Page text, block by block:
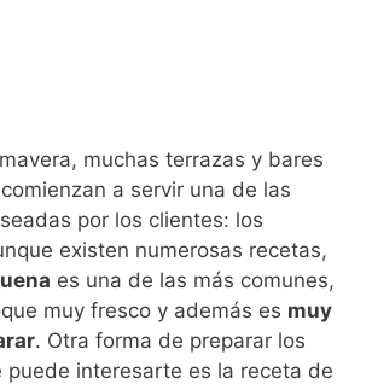
muchas terrazas y bares
a servir una de las
por los clientes: los
existen numerosas recetas,
es una de las más comunes,
muy fresco y además es muy
. Otra forma de preparar los
puede interesarte es la receta de